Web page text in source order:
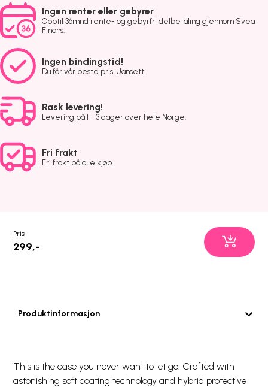
Ingen renter eller gebyrer
Opptil 36mnd rente- og gebyrfri delbetaling gjennom Svea
Finans.
Ingen bindingstid!
Du får vår beste pris. Uansett.
Rask levering!
Levering på 1 - 3 dager over hele Norge.
Fri frakt
Fri frakt på alle kjøp.
Pris
299,-
Produktinformasjon
This is the case you never want to let go. Crafted with
astonishing soft coating technology and hybrid protective